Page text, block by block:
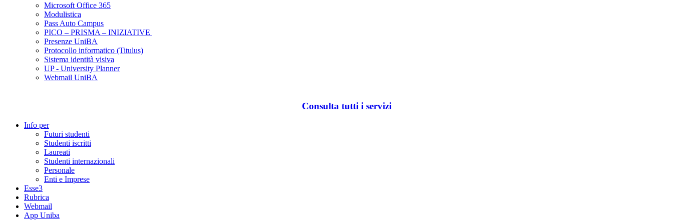
Microsoft Office 365
Modulistica
Pass Auto Campus
PICO – PRISMA – INIZIATIVE
Presenze UniBA
Protocollo informatico (Titulus)
Sistema identità visiva
UP - University Planner
Webmail UniBA
Consulta tutti i servizi
Info per
Futuri studenti
Studenti iscritti
Laureati
Studenti internazionali
Personale
Enti e Imprese
Esse3
Rubrica
Webmail
App Uniba